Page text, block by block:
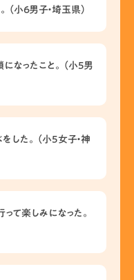
（小6男子・埼玉県）
なったこと。（小5男
した。（小5女子・神
て楽しみになった。